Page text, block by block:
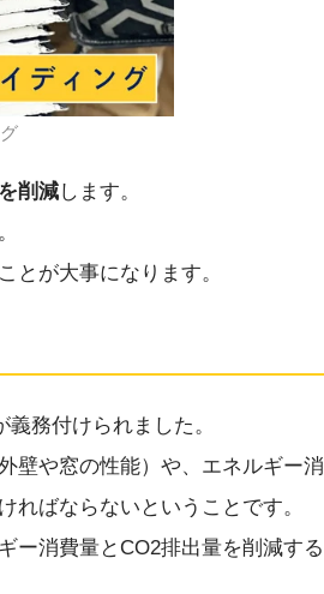
削減します。
とが大事になります。
義務付けられました。
壁や窓の性能）や、エネルギー消
ばならないということです。
ー消費量とCO2排出量を削減する